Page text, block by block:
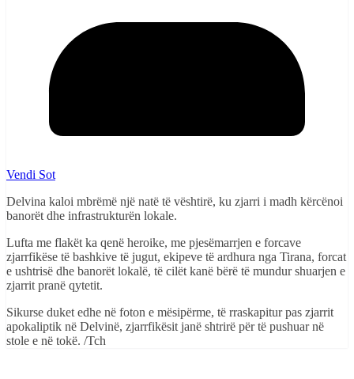
Vendi Sot
Delvina kaloi mbrëmë një natë të vështirë, ku zjarri i madh kërcënoi
banorët dhe infrastrukturën lokale.
Lufta me flakët ka qenë heroike, me pjesëmarrjen e forcave
zjarrfikëse të bashkive të jugut, ekipeve të ardhura nga Tirana, forcat
e ushtrisë dhe banorët lokalë, të cilët kanë bërë të mundur shuarjen e
zjarrit pranë qytetit.
Sikurse duket edhe në foton e mësipërme, të rraskapitur pas zjarrit
apokaliptik në Delvinë, zjarrfikësit janë shtrirë për të pushuar në
stole e në tokë. /Tch